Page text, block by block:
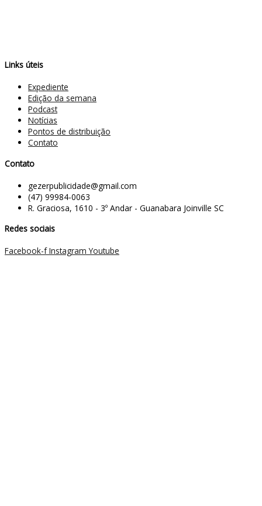
Links úteis
Expediente
Edição da semana
Podcast
Notícias
Pontos de distribuição
Contato
Contato
gezerpublicidade@gmail.com
(47) 99984-0063
R. Graciosa, 1610 - 3º Andar - Guanabara Joinville SC
Redes sociais
Facebook-f Instagram Youtube